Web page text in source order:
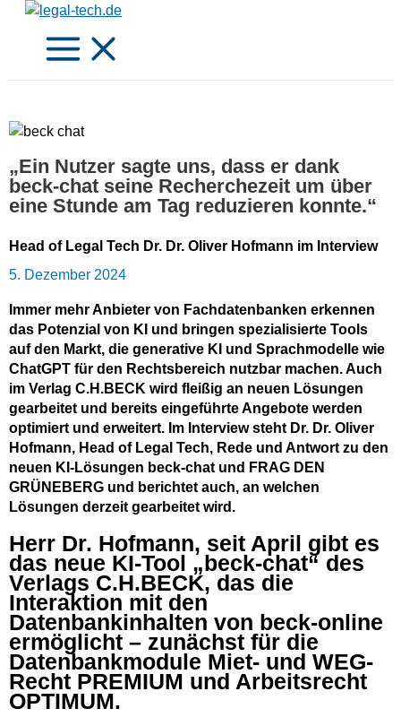
Zum
springen
„Ein Nutzer sagte uns, dass er dank
beck-chat seine Recherchezeit um über
eine Stunde am Tag reduzieren konnte.“
Head of Legal Tech Dr. Dr. Oliver Hofmann im Interview
5. Dezember 2024
Immer mehr Anbieter von Fachdatenbanken erkennen
das Potenzial von KI und bringen spezialisierte Tools
auf den Markt, die generative KI und Sprachmodelle wie
ChatGPT für den Rechtsbereich nutzbar machen. Auch
im Verlag C.H.BECK wird fleißig an neuen Lösungen
gearbeitet und bereits eingeführte Angebote werden
optimiert und erweitert. Im Interview steht Dr. Dr. Oliver
Hofmann, Head of Legal Tech, Rede und Antwort zu den
neuen KI-Lösungen beck-chat und FRAG DEN
GRÜNEBERG und berichtet auch, an welchen
Lösungen derzeit gearbeitet wird.
Herr Dr. Hofmann, seit April gibt es
das neue KI-Tool „beck-chat“ des
Verlags C.H.BECK, das die
Interaktion mit den
Datenbankinhalten von beck-online
ermöglicht – zunächst für die
Datenbankmodule Miet- und WEG-
Recht PREMIUM und Arbeitsrecht
OPTIMUM.